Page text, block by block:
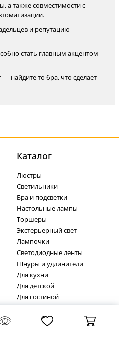
а также совместимости с
и репутацию
стать главным акцентом
найдите то бра, что сделает
Каталог
Люстры
Светильники
Бра и подсветки
Настольные лампы
Торшеры
Экстерьерный свет
Лампочки
Светодиодные ленты
Шнуры и удлинители
Для кухни
Для детской
Для гостиной
Для ванной